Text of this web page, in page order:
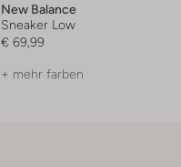
New Balance
Sneaker Low
€ 69,99
+ mehr farben